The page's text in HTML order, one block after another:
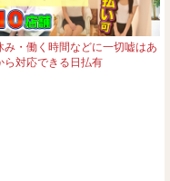
・働く時間などに一切嘘はあ
ら対応できる日払有